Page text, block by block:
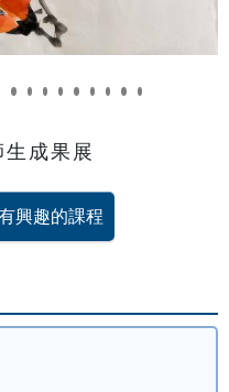
成果展
興趣的課程